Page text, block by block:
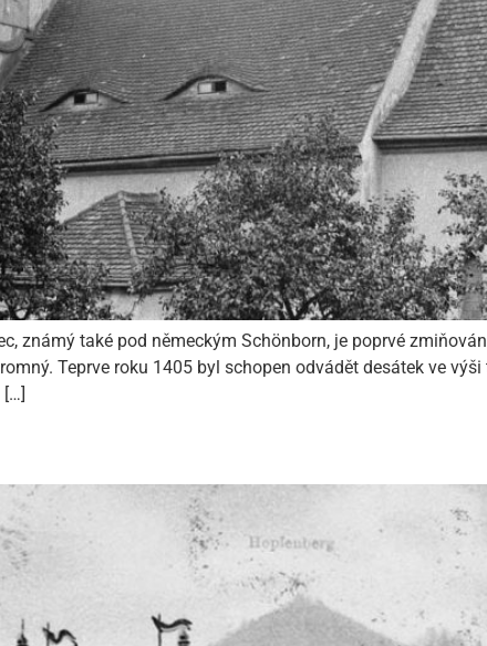
známý také pod německým Schönborn, je poprvé
Teprve roku 1405 byl schopen odvádět desátek ve
[…]